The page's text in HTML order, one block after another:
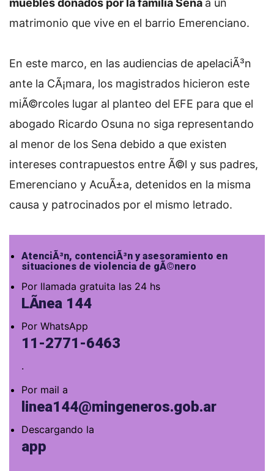
muebles donados por la familia Sena a un
matrimonio que vive en el barrio Emerenciano.
En este marco, en las audiencias de apelaciÃ³n
ante la CÃ¡mara, los magistrados hicieron este
miÃ©rcoles lugar al planteo del EFE para que el
abogado Ricardo Osuna no siga representando
al menor de los Sena debido a que existen
intereses contrapuestos entre Ã©l y sus padres,
Emerenciano y AcuÃ±a, detenidos en la misma
causa y patrocinados por el mismo letrado.
AtenciÃ³n, contenciÃ³n y asesoramiento en
situaciones de violencia de gÃ©nero
Por llamada gratuita las 24 hs
LÃ­nea 144
Por WhatsApp
11-2771-6463
.
Por mail a
linea144@mingeneros.gob.ar
Descargando la
app